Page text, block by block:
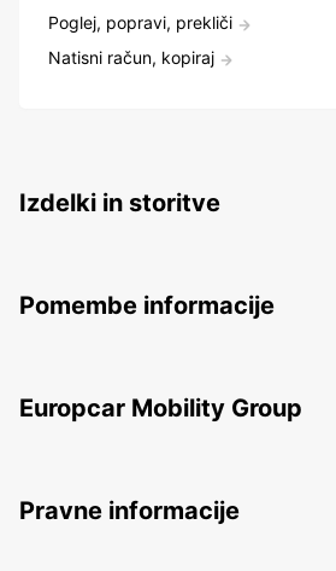
Poglej, popravi, prekliči
Natisni račun, kopiraj
Izdelki in storitve
Pomembe informacije
Europcar Mobility Group
Pravne informacije